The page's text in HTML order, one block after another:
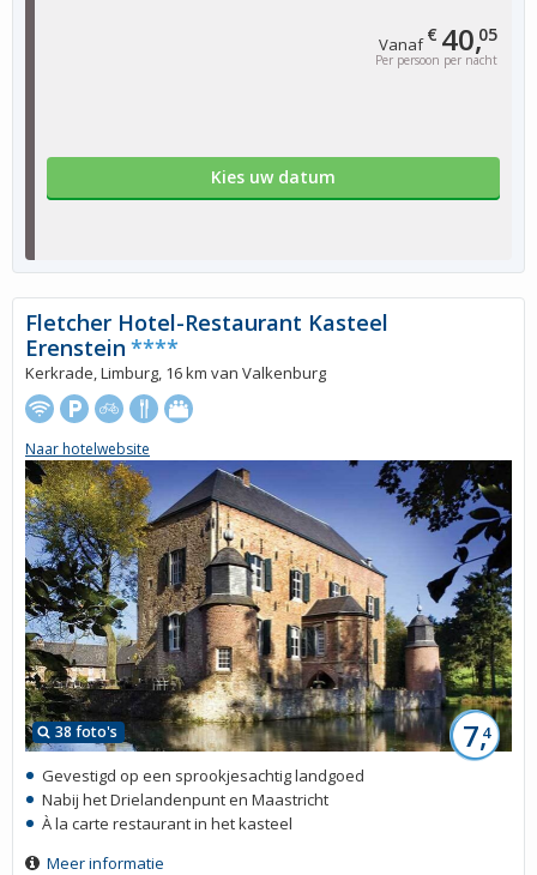
Vanaf€ 40,05
Per persoon per nacht
Kies uw datum
38 foto's 7,4
Fletcher Hotel-Restaurant Kasteel
Erenstein ****
Kerkrade, Limburg, 16 km van Valkenburg
Naar hotelwebsite
Gevestigd op een sprookjesachtig landgoed
Nabij het Drielandenpunt en Maastricht
À la carte restaurant in het kasteel
Meer informatie